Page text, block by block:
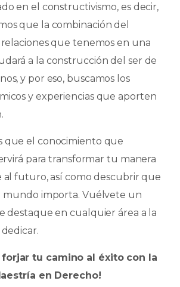
en el constructivismo, es decir,
que la combinación del
que tenemos en una
a la construcción del ser de
y por eso, buscamos los
y experiencias que aporten
que el conocimiento que
para transformar tu manera
futuro, así como descubrir que
importa. Vuélvete un
destaque en cualquier área a la
forjar tu camino al éxito con la
en Derecho!